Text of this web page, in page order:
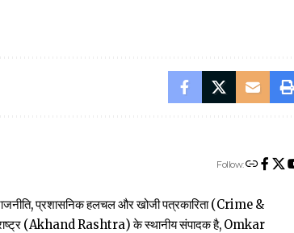
Follow:
प्रशासनिक हलचल और खोजी पत्रकारिता (Crime &
(Akhand Rashtra) के स्थानीय संपादक है, Omkar